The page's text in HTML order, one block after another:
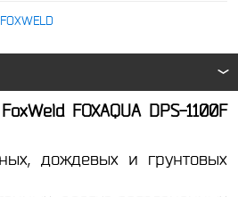
FOXAQUA DPS-1100F
дождевых и грунтовых